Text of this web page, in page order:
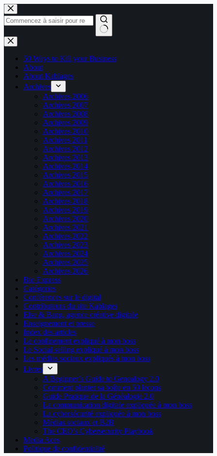
Passer
au
contenu
Aucun
résultat
50 Ways to Kill your Business
About
About Kablages
Archives
Archives 2006
Archives 2007
Archives 2008
Archives 2009
Archives 2010
Archives 2011
Archives 2012
Archives 2013
Archives 2014
Archives 2015
Archives 2016
Archives 2017
Archives 2018
Archives 2019
Archives 2020
Archives 2021
Archives 2022
Archives 2023
Archives 2024
Archives 2025
Archives 2026
Bio Express
Catégories
Conférences sur le digital
Contributeurs du site Kablages
Else & Bang, agence créative digitale
Enseignement et presse
Index des articles
Le confinement expliqué à mon boss
Le Social selling expliqué à mon boss
Les médias sociaux expliqués à mon boss
Livres
A Beginner’s Guide to Genealogy 2.0
Comment planter sa boîte en 50 leçons
Guide Pratique de la Généalogie 2.0
La communication digitale expliquée à mon boss
La cybersécurité expliquée à mon boss
Médias sociaux et B2B
The CEO’s Cybersecurity Playbook
Media Aces
Politique de confidentialité